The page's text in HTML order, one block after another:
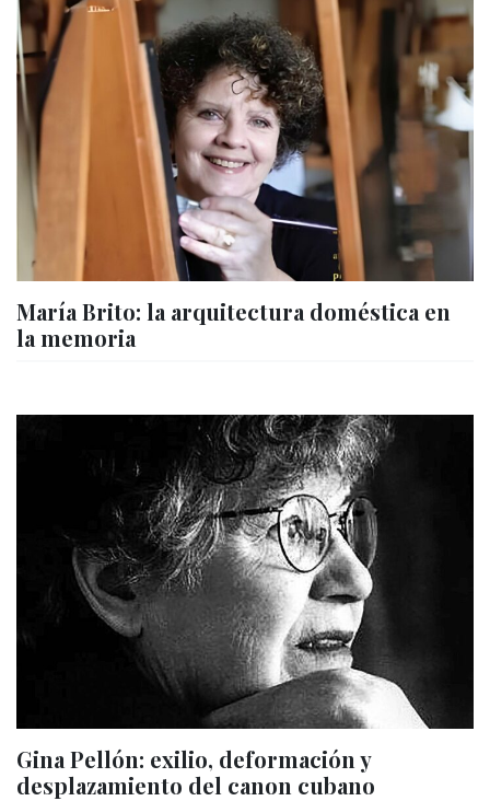
María Brito: la arquitectura doméstica en
la memoria
Gina Pellón: exilio, deformación y
desplazamiento del canon cubano